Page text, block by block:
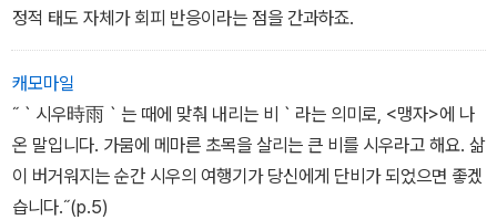
정적 태도 자체가 회피 반응이라는 점을 간과하죠.
캐모마일
˝｀시우時雨｀는 때에 맞춰 내리는 비｀라는 의미로, <맹자>에 나
온 말입니다. 가뭄에 메마른 초목을 살리는 큰 비를 시우라고 해요. 삶
이 버거워지는 순간 시우의 여행기가 당신에게 단비가 되었으면 좋겠
습니다.˝(p.5)